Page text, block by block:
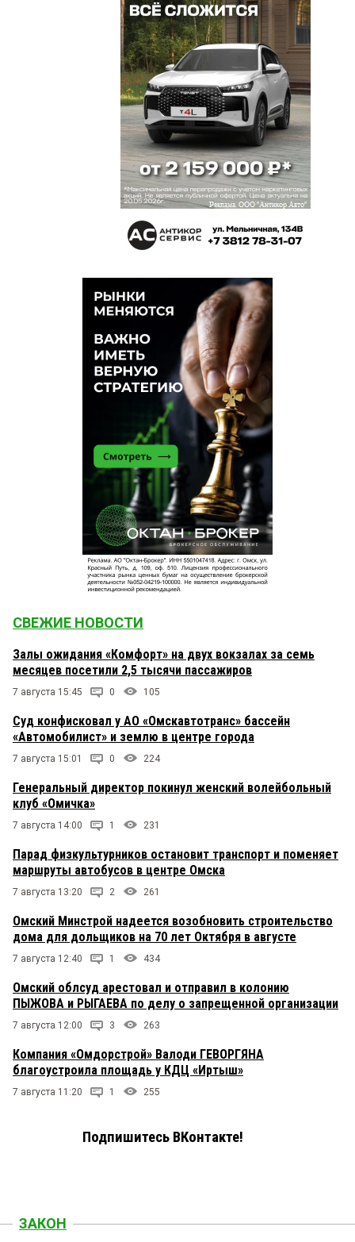
СВЕЖИЕ НОВОСТИ
Залы ожидания «Комфорт» на двух вокзалах за семь
месяцев посетили 2,5 тысячи пассажиров
7 августа 15:45 0 105
Суд конфисковал у АО «Омскавтотранс» бассейн
«Автомобилист» и землю в центре города
7 августа 15:01 0 224
Генеральный директор покинул женский волейбольный
клуб «Омичка»
7 августа 14:00 1 231
Парад физкультурников остановит транспорт и поменяет
маршруты автобусов в центре Омска
7 августа 13:20 2 261
Омский Минстрой надеется возобновить строительство
дома для дольщиков на 70 лет Октября в августе
7 августа 12:40 1 434
Омский облсуд арестовал и отправил в колонию
ПЫЖОВА и РЫГАЕВА по делу о запрещенной организации
7 августа 12:00 3 263
Компания «Омдорстрой» Валоди ГЕВОРГЯНА
благоустроила площадь у КДЦ «Иртыш»
7 августа 11:20 1 255
Подпишитесь ВКонтакте!
ЗАКОН